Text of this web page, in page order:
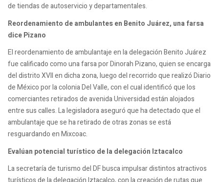
de tiendas de autoservicio y departamentales.
Reordenamiento de ambulantes en Benito Juárez, una farsa
dice Pizano
El reordenamiento de ambulantaje en la delegación Benito Juárez
fue calificado como una farsa por Dinorah Pizano, quien se encarga
del distrito XVII en dicha zona, luego del recorrido que realizó Diario
de México por la colonia Del Valle, con el cual identificó que los
comerciantes retirados de avenida Universidad están alojados
entre sus calles. La legisladora aseguró que ha detectado que el
ambulantaje que se ha retirado de otras zonas se está
resguardando en Mixcoac.
Evalúan potencial turístico de la delegación Iztacalco
La secretaría de turismo del DF busca impulsar distintos atractivos